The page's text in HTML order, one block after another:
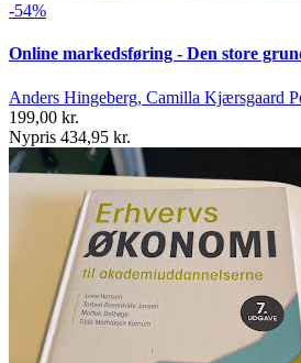
-54%
Online markedsføring - Den store
Anders Hingeberg, Camilla Kjærsgaard
199,00 kr.
Nypris 434,95 kr.